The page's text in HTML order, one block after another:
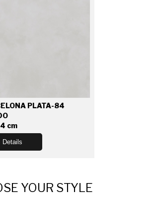
PLATA-84
cm
Details
YOUR STYLE